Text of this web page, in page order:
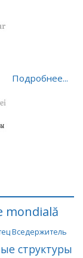
Подробнее...
mondială
Вседержитель
структуры